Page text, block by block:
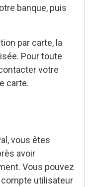
banque, puis
par carte, la
Pour toute
votre
carte.
vous êtes
avoir
Vous pouvez
utilisateur